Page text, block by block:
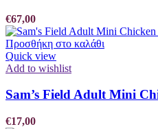
€67,00
Προσθήκη στο καλάθι
Quick view
Add to wishlist
Sam’s Field Adult Mini
€17,00